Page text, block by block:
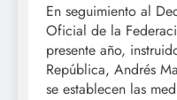
En seguimiento al
Oficial de la
presente año,
República, Andrés
se establecen las